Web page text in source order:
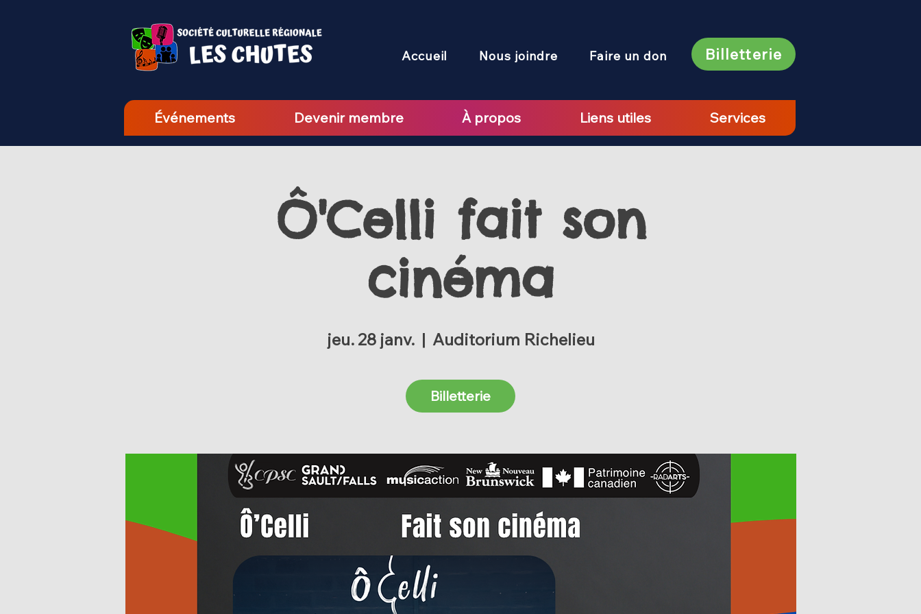
Accueil Nous joindre Faire un don Billetterie
Événements Devenir membre À propos Liens utiles Services
Ô'Celli fait son
cinéma
jeu. 28 janv.
  |
Auditorium Richelieu
Billetterie